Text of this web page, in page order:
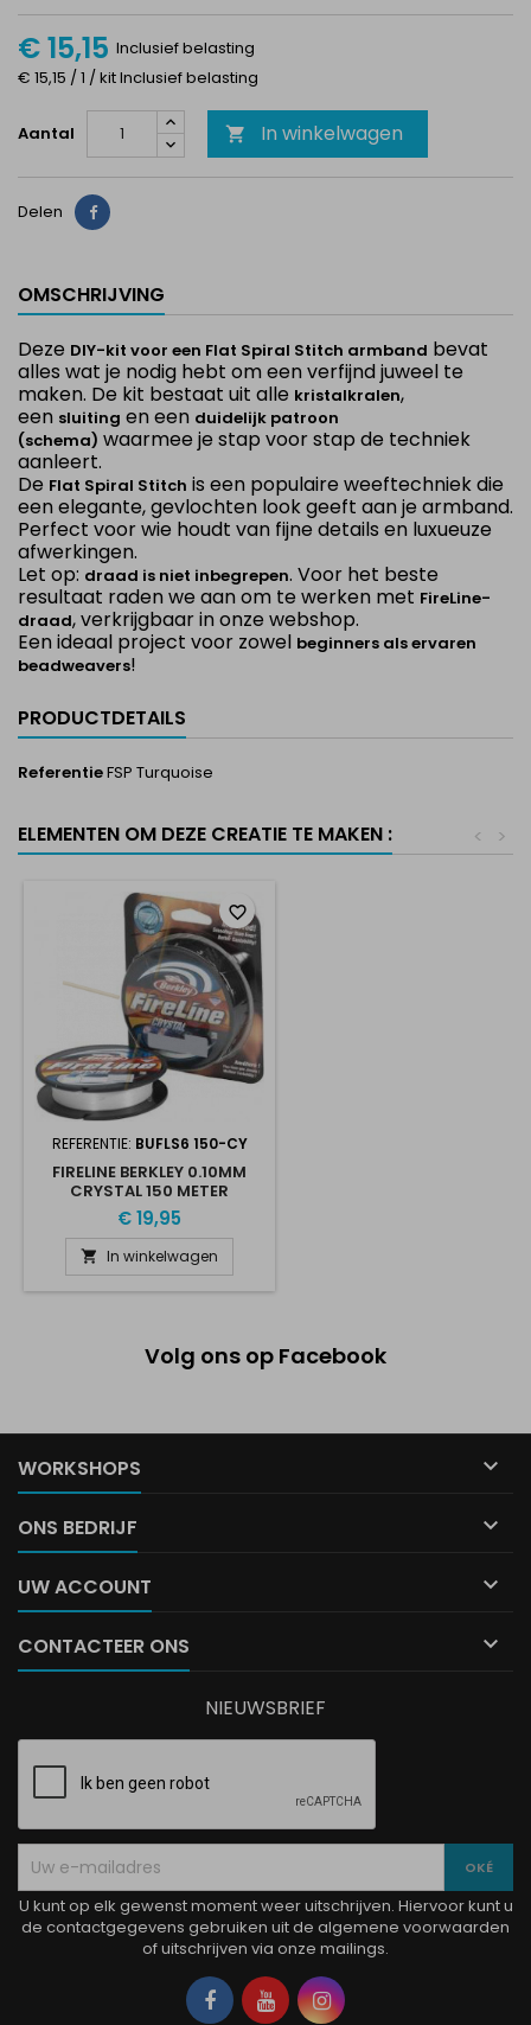
€ 15,15 Inclusief belasting
€ 15,15 / 1 / kit Inclusief belasting
Aantal  In winkelwagen
Delen Delen
OMSCHRIJVING
Deze DIY-kit voor een Flat Spiral Stitch armband bevat
alles wat je nodig hebt om een verfijnd juweel te
maken. De kit bestaat uit alle kristalkralen,
een sluiting en een duidelijk patroon
(schema) waarmee je stap voor stap de techniek
aanleert.
De Flat Spiral Stitch is een populaire weeftechniek die
een elegante, gevlochten look geeft aan je armband.
Perfect voor wie houdt van fijne details en luxueuze
afwerkingen.
Let op: draad is niet inbegrepen. Voor het beste
resultaat raden we aan om te werken met FireLine-
draad, verkrijgbaar in onze webshop.
Een ideaal project voor zowel beginners als ervaren
beadweavers!
PRODUCTDETAILS
ReferentieFSP Turquoise
ELEMENTEN OM DEZE CREATIE TE MAKEN : >
<
REFERENTIE: BUFLS6 150-CY
FIRELINE BERKLEY 0.10MM
CRYSTAL 150 METER
€ 19,95
 In winkelwagen
favorite_border
Volg ons op Facebook
WORKSHOPS 
ONS BEDRIJF 
UW ACCOUNT 
CONTACTEER ONS 
NIEUWSBRIEF
U kunt op elk gewenst moment weer uitschrijven. Hiervoor kunt u
de contactgegevens gebruiken uit de algemene voorwaarden
of uitschrijven via onze mailings.
Facebook
YouTubeInstagram